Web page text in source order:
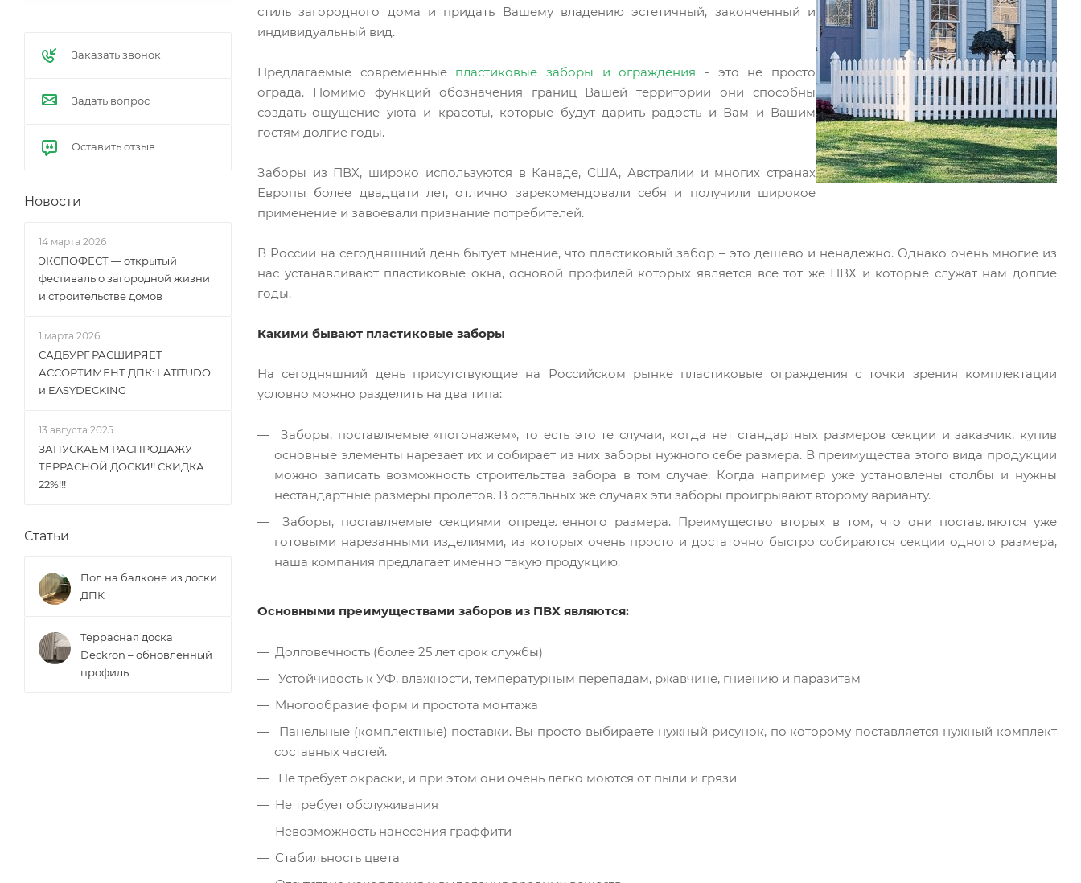
стиль загородного дома и придать Вашему владению эстетичный, законченный и
индивидуальный вид.
Предлагаемые современные пластиковые заборы и ограждения - это не просто
ограда. Помимо функций обозначения границ Вашей территории они способны
создать ощущение уюта и красоты, которые будут дарить радость и Вам и Вашим
гостям долгие годы.
Заборы из ПВХ, широко используются в Канаде, США, Австралии и многих странах
Европы более двадцати лет, отлично зарекомендовали себя и получили широкое
применение и завоевали признание потребителей.
В России на сегодняшний день бытует мнение, что пластиковый забор – это дешево и ненадежно. Однако очень многие из
нас устанавливают пластиковые окна, основой профилей которых является все тот же ПВХ и которые служат нам долгие
годы.
Какими бывают пластиковые заборы
На сегодняшний день присутствующие на Российском рынке пластиковые ограждения с точки зрения комплектации
условно можно разделить на два типа:
Заборы, поставляемые «погонажем», то есть это те случаи, когда нет стандартных размеров секции и заказчик, купив
основные элементы нарезает их и собирает из них заборы нужного себе размера. В преимущества этого вида продукции
можно записать возможность строительства забора в том случае. Когда например уже установлены столбы и нужны
нестандартные размеры пролетов. В остальных же случаях эти заборы проигрывают второму варианту.
Заборы, поставляемые секциями определенного размера. Преимущество вторых в том, что они поставляются уже
готовыми нарезанными изделиями, из которых очень просто и достаточно быстро собираются секции одного размера,
наша компания предлагает именно такую продукцию.
Основными преимуществами заборов из ПВХ являются:
Долговечность (более 25 лет срок службы)
Устойчивость к УФ, влажности, температурным перепадам, ржавчине, гниению и паразитам
Многообразие форм и простота монтажа
Панельные (комплектные) поставки. Вы просто выбираете нужный рисунок, по которому поставляется нужный комплект
составных частей.
Не требует окраски, и при этом они очень легко моются от пыли и грязи
Не требует обслуживания
Невозможность нанесения граффити
Стабильность цвета
Заказать звонок
Задать вопрос
Оставить отзыв
Новости
14 марта 2026
ЭКСПОФЕСТ — открытый
фестиваль о загородной жизни
и строительстве домов
1 марта 2026
САДБУРГ РАСШИРЯЕТ
АССОРТИМЕНТ ДПК: LATITUDO
и EASYDECKING
13 августа 2025
ЗАПУСКАЕМ РАСПРОДАЖУ
ТЕРРАСНОЙ ДОСКИ!! СКИДКА
22%!!!
Статьи
Пол на балконе из доски
ДПК
Террасная доска
Deckron – обновленный
профиль